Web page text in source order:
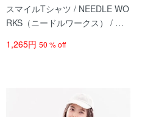
スマイルTシャツ / NEEDLE WO
RKS（ニードルワークス） / グ
1,265円 50 % off